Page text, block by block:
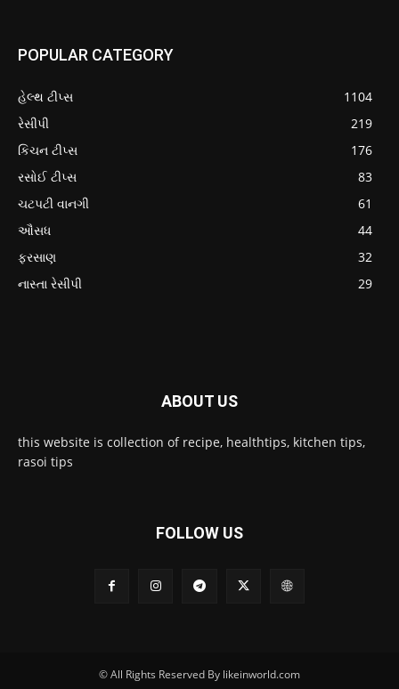
POPULAR CATEGORY
હેલ્થ ટીપ્સ
1104
રેસીપી
219
કિચન ટીપ્સ
176
રસોઈ ટીપ્સ
83
ચટપટી વાનગી
61
ઔસધ
44
ફરસાણ
32
નાસ્તા રેસીપી
29
ABOUT US
this website is collection of recipe, healthtips, kitchen tips,
rasoi tips
FOLLOW US
© All Rights Reserved By likeinworld.com